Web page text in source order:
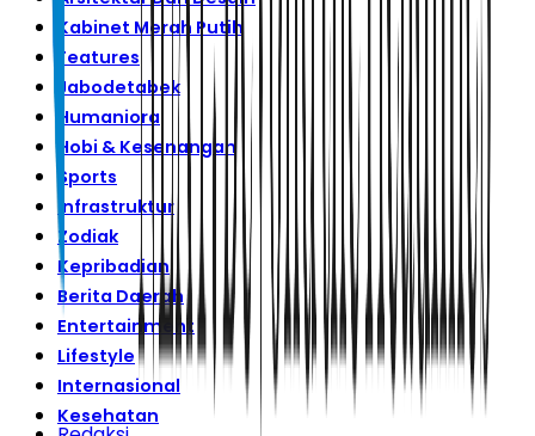
Kabinet Merah Putih
Features
Jabodetabek
Humaniora
Hobi & Kesenangan
Sports
Infrastruktur
Zodiak
Kepribadian
Berita Daerah
Entertainment
Lifestyle
Internasional
Kesehatan